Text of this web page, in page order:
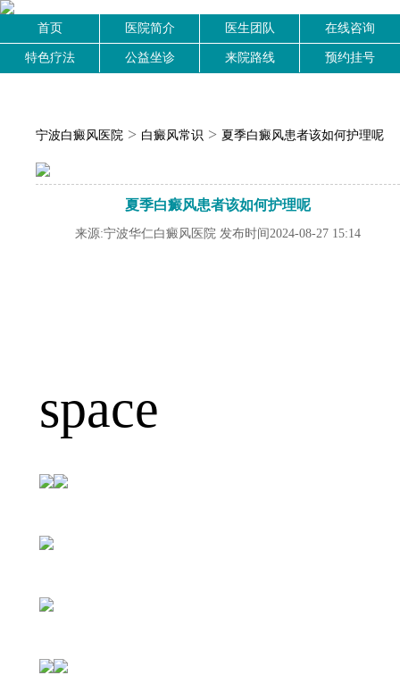
首页 医院简介 医生团队 在线咨询
特色疗法 公益坐诊 来院路线 预约挂号
宁波白癜风医院 > 白癜风常识 > 夏季白癜风患者该如何护理呢
夏季白癜风患者该如何护理呢
来源:宁波华仁白癜风医院 发布时间2024-08-27 15:14
space